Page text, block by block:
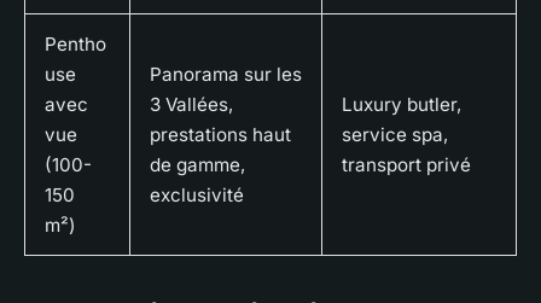
Pentho
use
avec
vue
(100-
150
m²)
Panorama sur les
3 Vallées,
prestations haut
de gamme,
exclusivité
Luxury butler,
service spa,
transport privé